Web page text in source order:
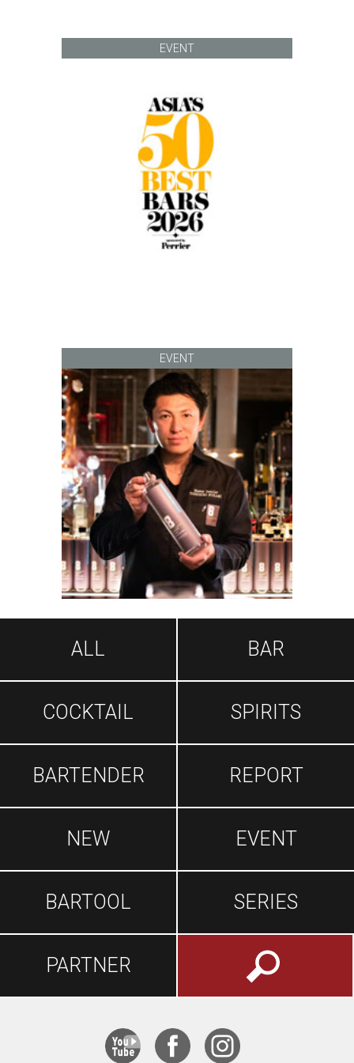
EVENT
EVENT
ALL BAR
COCKTAIL SPIRITS
BARTENDER REPORT
NEW EVENT
BARTOOL SERIES
PARTNER